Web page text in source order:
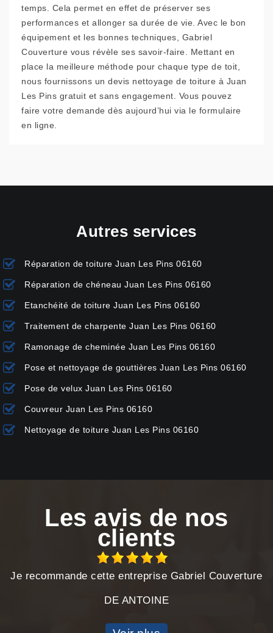
temps. Cela permet en effet de préserver ses
performances et allonger sa durée de vie. Avec le bon
équipement et les bonnes techniques, Gabriel
Couverture vous révèle ses savoir-faire. Mettant en
place la meilleure méthode pour chaque type de toit,
nous fournissons un devis nettoyage de toiture à Juan
Les Pins gratuit et sans engagement. Vous pouvez
faire votre demande dès aujourd’hui via le formulaire
en ligne.
Autres services
Réparation de toiture Juan Les Pins 06160
Réparation de chéneau Juan Les Pins 06160
Etanchéité de toiture Juan Les Pins 06160
Traitement de charpente Juan Les Pins 06160
Ramonage de cheminée Juan Les Pins 06160
Pose et nettoyage de gouttières Juan Les Pins 06160
Pose de velux Juan Les Pins 06160
Couvreur Juan Les Pins 06160
Nettoyage de toiture Juan Les Pins 06160
Les avis de nos
clients
Je recommande cette entreprise Gabriel Couverture
DE ANTOINE